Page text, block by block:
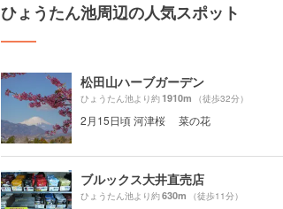
ひょうたん池周辺の人気スポット
松田山ハーブガーデン
ひょうたん池より約1910m （徒歩32分）
2月15日頃 河津桜 菜の花
ブルックス大井直売店
ひょうたん池より約630m （徒歩11分）